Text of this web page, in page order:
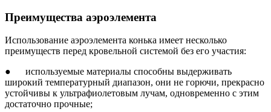
Преимущества аэроэлемента
Использование аэроэлемента конька имеет несколько
преимуществ перед кровельной системой без его участия:
● используемые материалы способны выдерживать
широкий температурный диапазон, они не горючи, прекрасно
устойчивы к ультрафиолетовым лучам, одновременно с этим
достаточно прочные;